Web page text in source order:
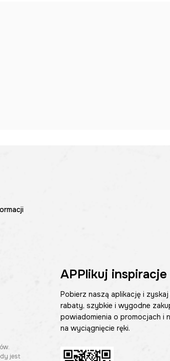
jest
APPlikuj inspiracje
Pobierz naszą aplikację i
rabaty, szybkie i wygodne
powiadomienia o promocjach i
na wyciągnięcie ręki.